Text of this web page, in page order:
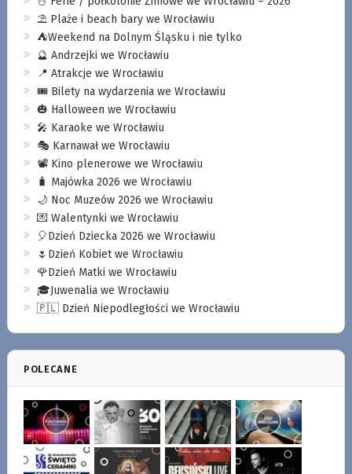
⛱️ Plaże i beach bary we Wrocławiu
⛺️Weekend na Dolnym Śląsku i nie tylko
🔮 Andrzejki we Wrocławiu
📍 Atrakcje we Wrocławiu
🎟️ Bilety na wydarzenia we Wrocławiu
🎃 Halloween we Wrocławiu
🎤 Karaoke we Wrocławiu
🎭 Karnawał we Wrocławiu
📽️ Kino plenerowe we Wrocławiu
🧳 Majówka 2026 we Wrocławiu
🌙 Noc Muzeów 2026 we Wrocławiu
💌 Walentynki we Wrocławiu
🎈Dzień Dziecka 2026 we Wrocławiu
🌷Dzień Kobiet we Wrocławiu
🌹Dzień Matki we Wrocławiu
🎓Juwenalia we Wrocławiu
🇵🇱 Dzień Niepodległości we Wrocławiu
POLECANE